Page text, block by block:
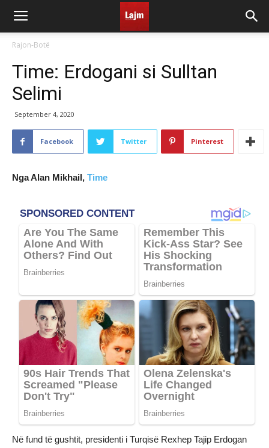
Rajon-Botë
Time: Erdogani si Sulltan
Selimi
September 4, 2020
Facebook Twitter Pinterest
Nga Alan Mikhail, Time
Në fund të gushtit, presidenti i Turqisë Rexhep Tajip Erdogan